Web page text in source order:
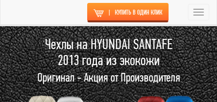
| КУПИТЬ В ОДИН КЛИК
Чехлы на HYUNDAI SANTAFE
2013 года из экокожи
Оригинал - Акция от Производителя